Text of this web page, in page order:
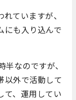
ていますが、
にも入り込んで
なのですが、
以外で活動して
て、運用してい